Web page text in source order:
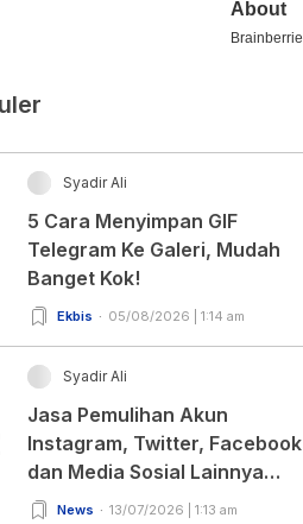
Syadir Ali
5 Cara Menyimpan GIF
Telegram Ke Galeri, Mudah
Banget Kok!
Ekbis 05/08/2026 | 1:14 am
Syadir Ali
Jasa Pemulihan Akun
Instagram, Twitter, Facebook
dan Media Sosial Lainnya
(Update Terbaru 2022)
News 13/07/2026 | 1:13 am